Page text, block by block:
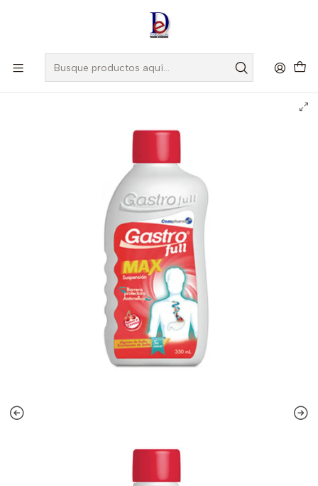
, Si eres nuevo regístrate
GASTROFULL MAX SUSP X 350 ML -ALGINATO DE SODIO+
BICARBONATO DE SODIO -MEDICBRAND -UBI 6-C